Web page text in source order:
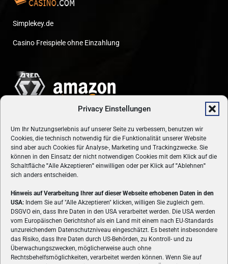
Privacy Einstellungen
Um Ihr Nutzungserlebnis auf unserer Seite zu verbessern, benutzen wir
Cookies, die technisch notwendig für die Funktionalität unserer Website
sind aber auch Cookies für Analyse-, Marketing und Trackingzwecke. Sie
können in den Einsatz der nicht notwendigen Cookies mit dem Klick auf die
Schaltfläche "Alle Akzeptieren" einwilligen oder per Klick auf"Ablehnen"
sich anders entscheiden.
Hinweis auf Verarbeitung Ihrer auf dieser Webseite erhobenen Daten in den
USA: Indem Sie auf "Alle Akzeptieren" klicken, willigen Sie zugleich gem.
DSGVO ein, dass Ihre Daten in den USA verarbeitet werden. Die USA werden
vom Europäischen Gerichtshof als ein Land mit einem nach EU-Standards
unzureichendem Datenschutzniveau eingeschätzt. Es besteht insbesondere
das Risiko, dass Ihre Daten durch US-Behörden, zu Kontroll- und zu
Überwachungszwecken, möglicherweise auch ohne
Rechtsbehelfsmöglichkeiten, verarbeitet werden können. Wenn Sie auf
Simplekey.de
Casino Freispiele ohne Einzahlung
ÜBER UNS
VON GAMERN, FÜR GAMER! Gamers.at ist das älteste Online-
Spielemagazin Österreichs und bringt täglich aktuelle News,
Reviews und Videos zu PC- und Konsolenspielen, Gaming-
Hardware und aus der Welt des e-Sport's.